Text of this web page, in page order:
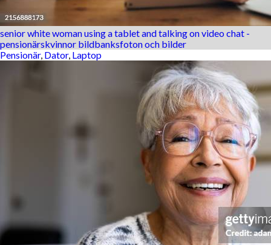
senior white woman using a tablet and talking on video chat -
pensionärskvinnor bildbanksfoton och bilder
Pensionär, Dator, Laptop